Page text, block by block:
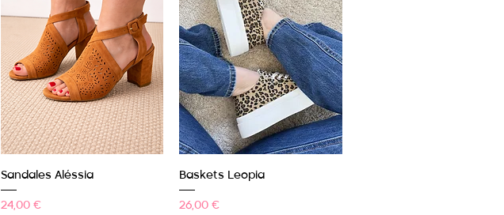
Aperçu rapide
Sandales Aléssia
Prix
24,00 €
Aperçu rapide
Baskets Leopia
Prix
26,00 €